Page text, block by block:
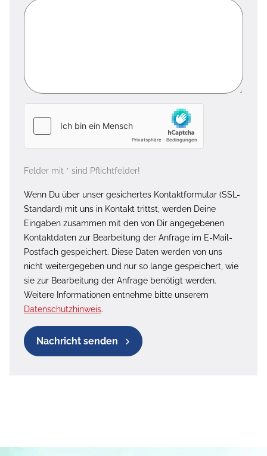
Felder mit * sind Pflichtfelder!
Wenn Du über unser gesichertes Kontaktformular (SSL-
Standard) mit uns in Kontakt trittst, werden Deine
Eingaben zusammen mit den von Dir angegebenen
Kontaktdaten zur Bearbeitung der Anfrage im E-Mail-
Postfach gespeichert. Diese Daten werden von uns
nicht weitergegeben und nur so lange gespeichert, wie
sie zur Bearbeitung der Anfrage benötigt werden.
Weitere Informationen entnehme bitte unserem
Datenschutzhinweis.
Nachricht senden